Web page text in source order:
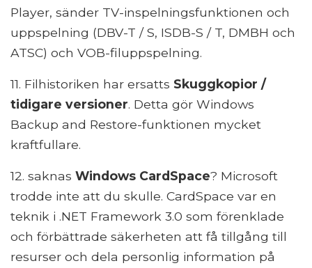
Player, sänder TV-inspelningsfunktionen och
uppspelning (DBV-T / S, ISDB-S / T, DMBH och
ATSC) och VOB-filuppspelning.
11. Filhistoriken har ersatts Skuggkopior /
tidigare versioner. Detta gör Windows
Backup and Restore-funktionen mycket
kraftfullare.
12. saknas Windows CardSpace? Microsoft
trodde inte att du skulle. CardSpace var en
teknik i .NET Framework 3.0 som förenklade
och förbättrade säkerheten att få tillgång till
resurser och dela personlig information på